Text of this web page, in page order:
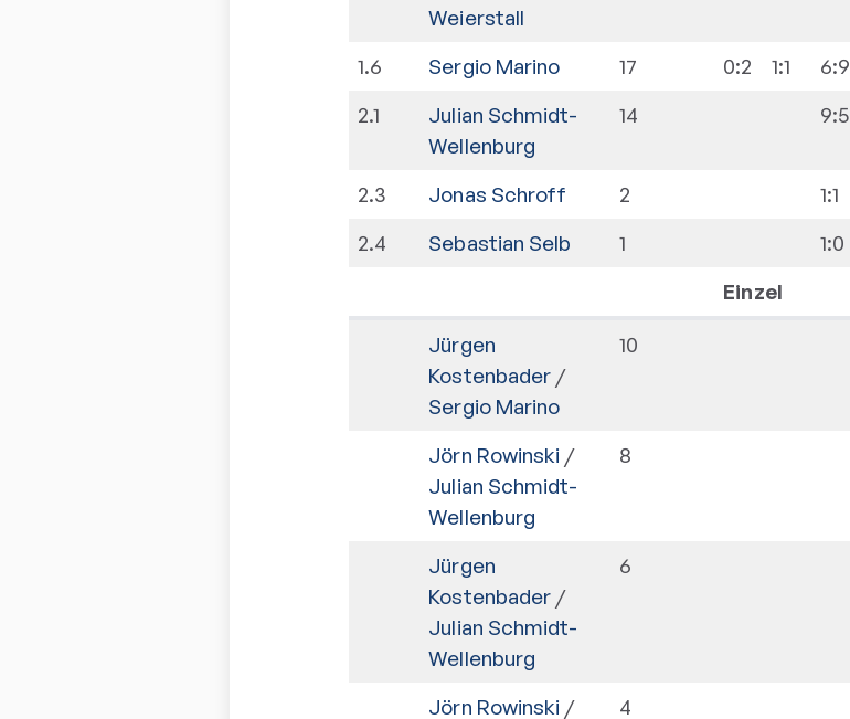
Weierstall
1.6 Sergio Marino 17 0:2 1:1 6:9
2.1
Julian Schmidt-
Wellenburg
14 9:5
2.3 Jonas Schroff 2 1:1
2.4 Sebastian Selb 1 1:0
Einzel
Jürgen
Kostenbader /
Sergio Marino
10
Jörn Rowinski /
Julian Schmidt-
Wellenburg
8
Jürgen
Kostenbader /
Julian Schmidt-
Wellenburg
6
Jörn Rowinski /
4